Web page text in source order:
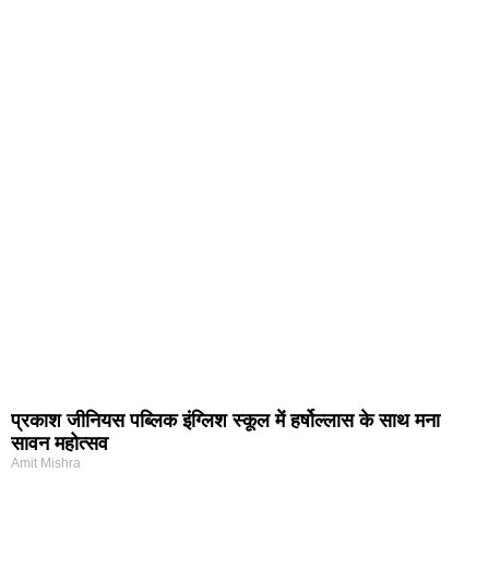
प्रकाश जीनियस पब्लिक इंग्लिश स्कूल में हर्षोल्लास के साथ मना
सावन महोत्सव
Amit Mishra